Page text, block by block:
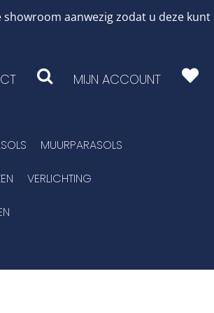
aanwezig zodat u deze
MIJN ACCOUNT
MUURPARASOLS
VERLICHTING